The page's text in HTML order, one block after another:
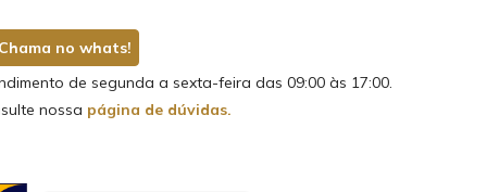
Chama no whats!
de segunda a sexta-feira das 09:00 às 17:00.
nossa página de dúvidas.